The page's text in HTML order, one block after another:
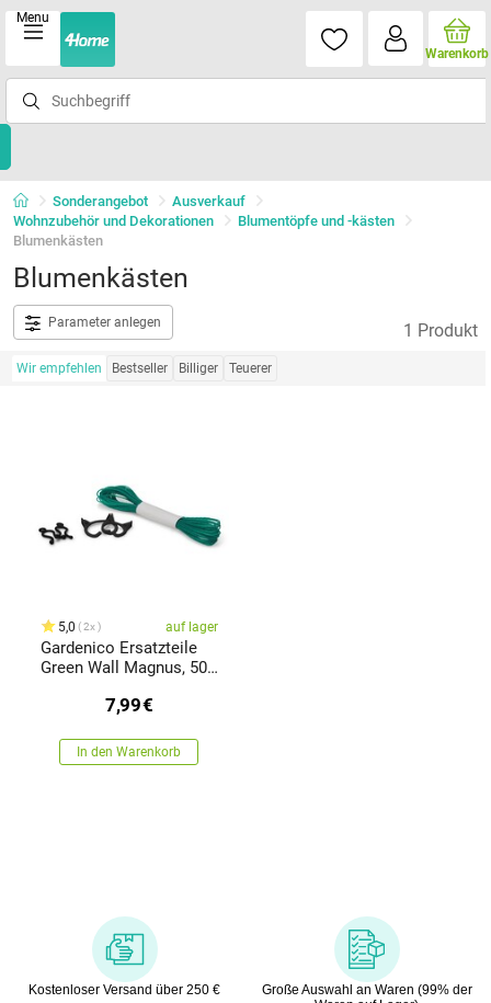
Menu
Warenkorb
Sonderangebot
Ausverkauf
Wohnzubehör und Dekorationen
Blumentöpfe und -kästen
Blumenkästen
Blumenkästen
Parameter anlegen 1 Produkt
Wir empfehlen Bestseller Billiger Teuerer
5,0 2x auf lager
Gardenico Ersatzteile
Green Wall Magnus, 50
7,99€
In den Warenkorb
Kostenloser Versand über 250 €
Große Auswahl an Waren (99% der